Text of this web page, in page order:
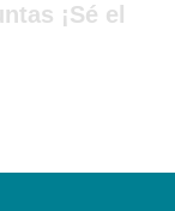
¡Sé el